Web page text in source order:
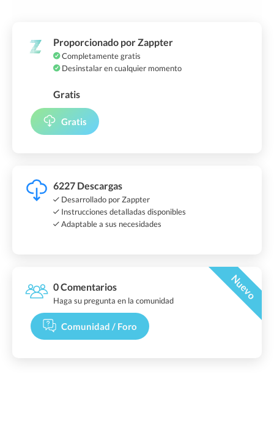
Proporcionado por Zappter
Completamente gratis
Desinstalar en cualquier momento
Gratis
Gratis
6227 Descargas
Desarrollado por Zappter
Instrucciones detalladas disponibles
Adaptable a sus necesidades
0 Comentarios Nuevo
Haga su pregunta en la comunidad
Comunidad / Foro